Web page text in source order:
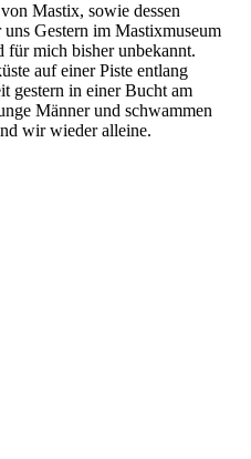
Mastix, sowie dessen
Gestern im Mastixmuseum
für mich bisher unbekannt.
auf einer Piste entlang
gestern in einer Bucht am
Männer und schwammen
wir wieder alleine.